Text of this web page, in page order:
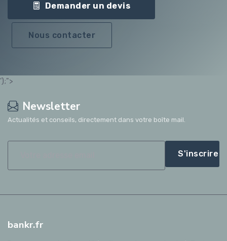
Demander un devis
Nous contacter
');">
Newsletter
Actualités et conseils, directement dans votre boîte mail.
S'inscrire
bankr.fr